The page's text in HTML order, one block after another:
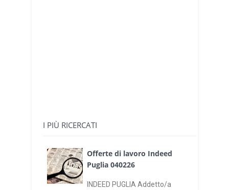
I PIÙ RICERCATI
Offerte di lavoro Indeed
Puglia 040226
INDEED PUGLIA Addetto/a